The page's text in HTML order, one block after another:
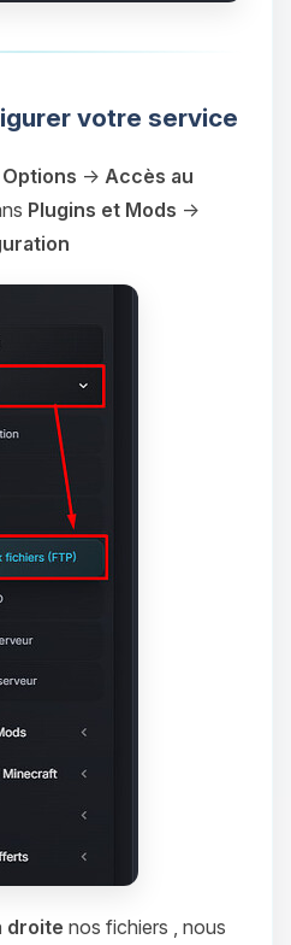
votre service
Options → Accès au
Plugins et Mods →
droite nos fichiers , nous
pour me
Choupy, ton petit
Dis-moi ce dont
je vais remuer mes
t’aider.